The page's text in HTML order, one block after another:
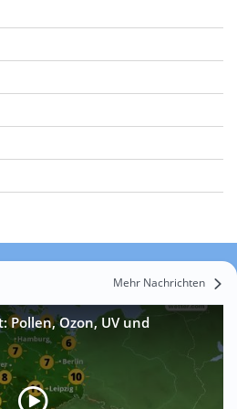
Mehr Nachrichten
Pollen, Ozon, UV und